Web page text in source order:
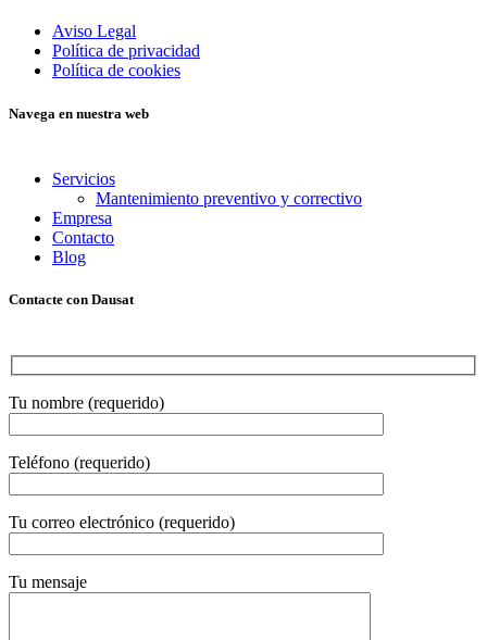
Aviso Legal
Política de privacidad
Política de cookies
Navega en nuestra web
Servicios
Mantenimiento preventivo y correctivo
Empresa
Contacto
Blog
Contacte con Dausat
Tu nombre (requerido)
Teléfono (requerido)
Tu correo electrónico (requerido)
Tu mensaje